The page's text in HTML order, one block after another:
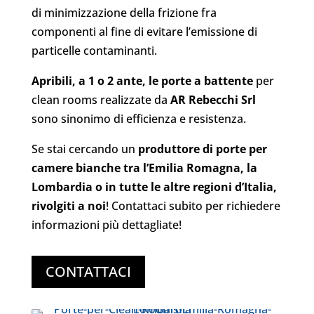
di minimizzazione della frizione fra
componenti al fine di evitare l’emissione di
particelle contaminanti.
Apribili, a 1 o 2 ante, le porte a battenteper
clean rooms realizzate da AR Rebecchi Srl
sono sinonimo di efficienza e resistenza.
Se stai cercando un produttore di porte per
camere bianche tra l’Emilia Romagna, la
Lombardia o in tutte le altre regioni d’Italia,
rivolgiti a noi! Contattaci subito per richiedere
informazioni più dettagliate!
CONTATTACI